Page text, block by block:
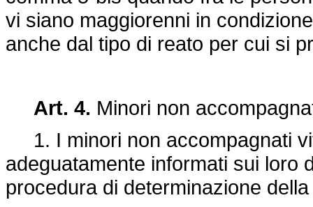
vi siano maggiorenni in
anche dal tipo di reato per cui si
Art. 4. Minori non
1. I minori non accompagnati
adeguatamente informati sui loro
procedura di determinazione